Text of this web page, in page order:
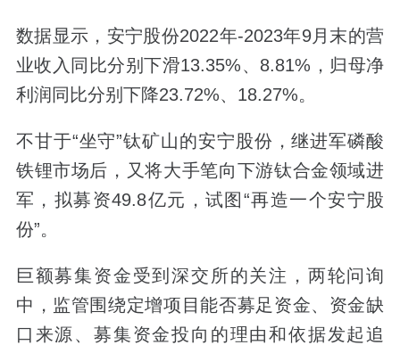
数据显示，安宁股份2022年-2023年9月末的营
业收入同比分别下滑13.35%、8.81%，归母净
利润同比分别下降23.72%、18.27%。
不甘于“坐守”钛矿山的安宁股份，继进军磷酸
铁锂市场后，又将大手笔向下游钛合金领域进
军，拟募资49.8亿元，试图“再造一个安宁股
份”。
巨额募集资金受到深交所的关注，两轮问询
中，监管围绕定增项目能否募足资金、资金缺
口来源、募集资金投向的理由和依据发起追